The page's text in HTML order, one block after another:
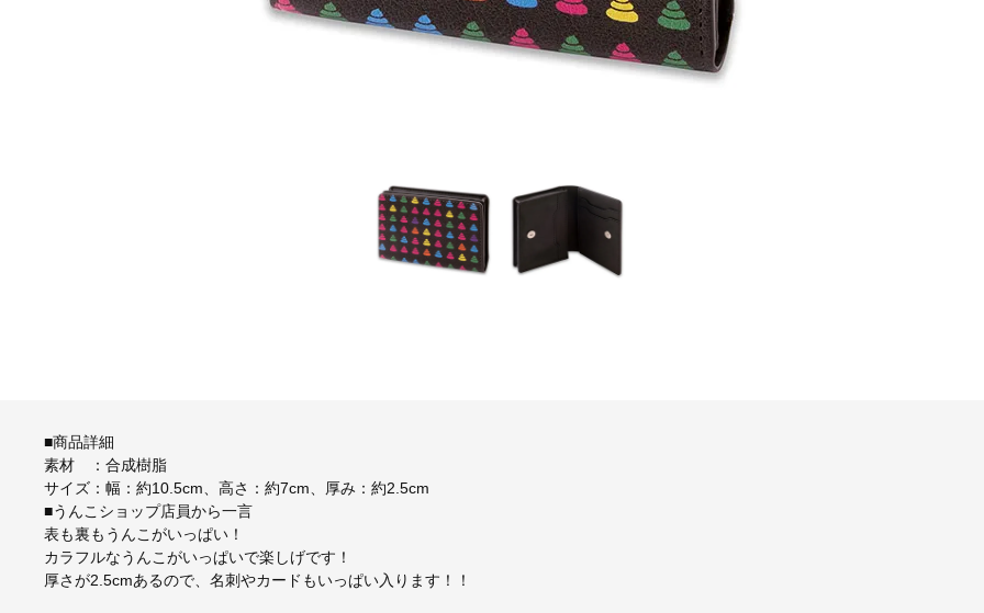
■商品詳細
素材 ：合成樹脂
サイズ：幅：約10.5cm、高さ：約7cm、厚み：約2.5cm
■うんこショップ店員から一言
表も裏もうんこがいっぱい！
カラフルなうんこがいっぱいで楽しげです！
厚さが2.5cmあるので、名刺やカードもいっぱい入ります！！